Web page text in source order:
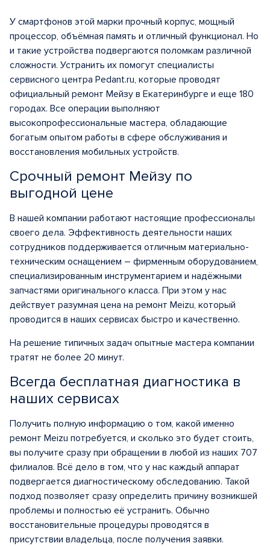
У смартфонов этой марки прочный корпус, мощный
процессор, объёмная память и отличный функционал. Но
и такие устройства подвергаются поломкам различной
сложности. Устранить их помогут специалисты
сервисного центра Pedant.ru, которые проводят
официальный ремонт Мейзу в Екатеринбурге и еще 180
городах. Все операции выполняют
высокопрофессиональные мастера, обладающие
богатым опытом работы в сфере обслуживания и
восстановления мобильных устройств.
Срочный ремонт Мейзу по
выгодной цене
В нашей компании работают настоящие профессионалы
своего дела. Эффективность деятельности наших
сотрудников поддерживается отличным материально-
техническим оснащением – фирменным оборудованием,
специализированным инструментарием и надёжными
запчастями оригинального класса. При этом у нас
действует разумная цена на ремонт Meizu, который
проводится в наших сервисах быстро и качественно.
На решение типичных задач опытные мастера компании
тратят не более 20 минут.
Всегда бесплатная диагностика в
наших сервисах
Получить полную информацию о том, какой именно
ремонт Meizu потребуется, и сколько это будет стоить,
вы получите сразу при обращении в любой из наших 707
филиалов. Всё дело в том, что у нас каждый аппарат
подвергается диагностическому обследованию. Такой
подход позволяет сразу определить причину возникшей
проблемы и полностью её устранить. Обычно
восстановительные процедуры проводятся в
присутствии владельца, после получения заявки.